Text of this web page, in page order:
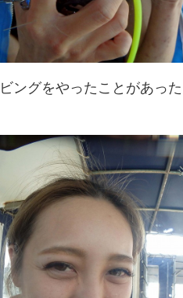
ングをやったことがあっ